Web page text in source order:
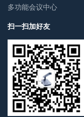
多功能会议中心
扫一扫加好友